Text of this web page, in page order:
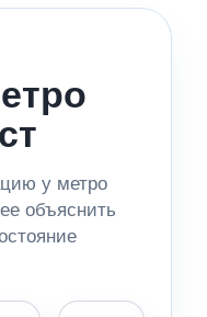
у метро
объяснить